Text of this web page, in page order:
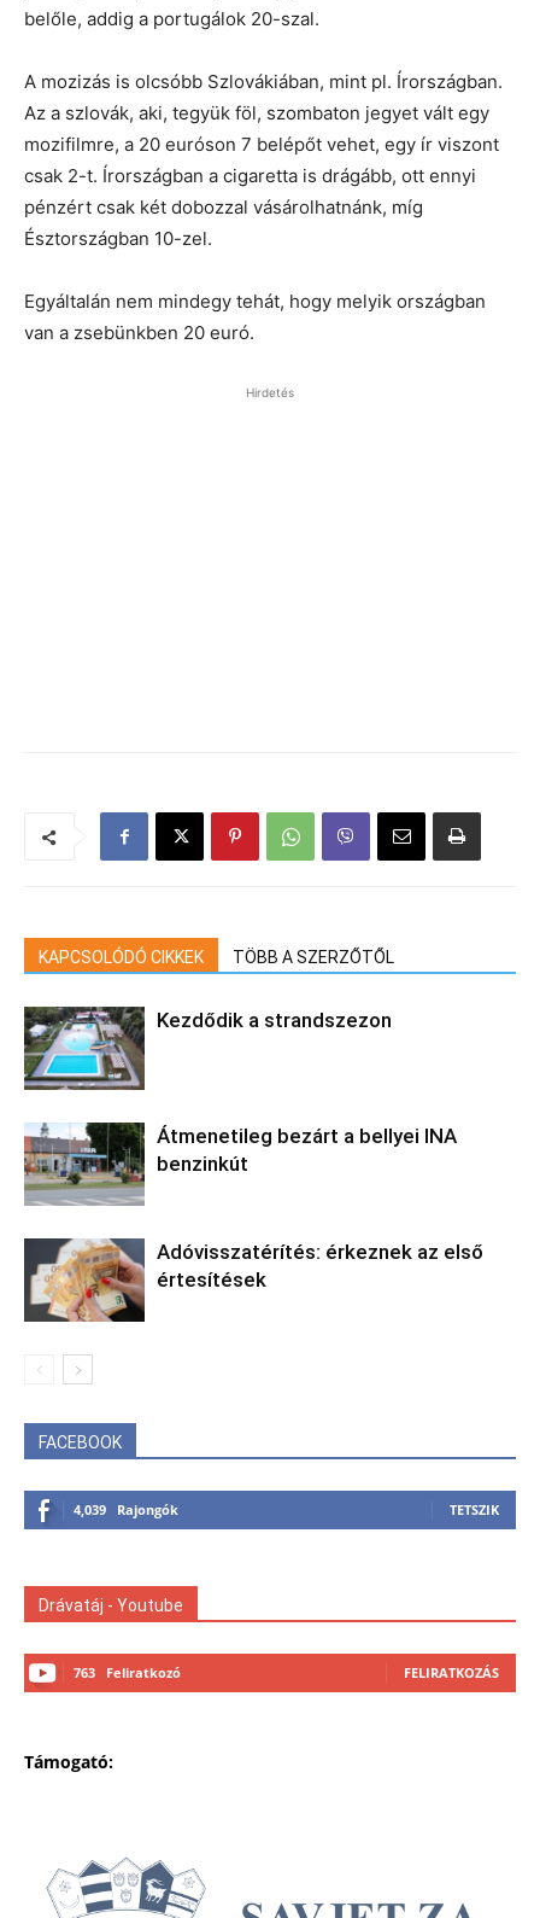
belőle, addig a portugálok 20-szal.
A mozizás is olcsóbb Szlovákiában, mint pl. Írországban.
Az a szlovák, aki, tegyük föl, szombaton jegyet vált egy
mozifilmre, a 20 euróson 7 belépőt vehet, egy ír viszont
csak 2-t. Írországban a cigaretta is drágább, ott ennyi
pénzért csak két dobozzal vásárolhatnánk, míg
Észtországban 10-zel.
Egyáltalán nem mindegy tehát, hogy melyik országban
van a zsebünkben 20 euró.
Hirdetés
KAPCSOLÓDÓ CIKKEK TÖBB A SZERZŐTŐL
Kezdődik a strandszezon
Átmenetileg bezárt a bellyei INA
benzinkút
Adóvisszatérítés: érkeznek az első
értesítések
FACEBOOK
4,039 Rajongók TETSZIK
Drávatáj - Youtube
763 Feliratkozó FELIRATKOZÁS
Támogató: